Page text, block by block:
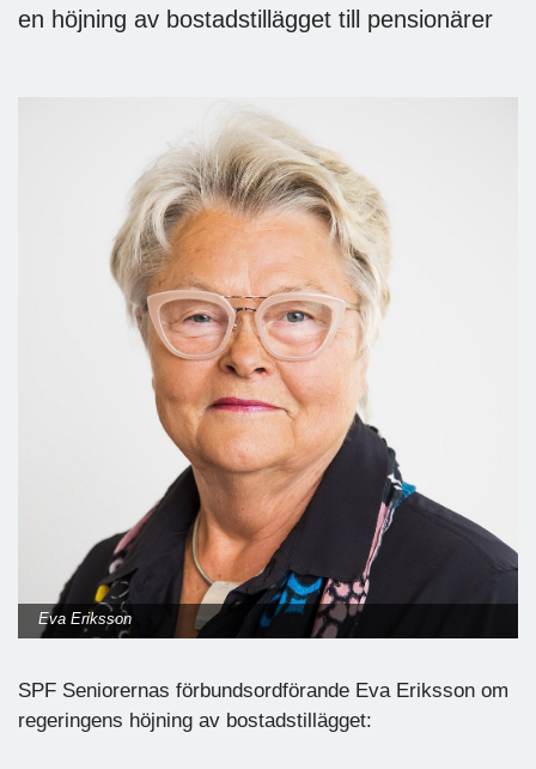
en höjning av bostadstillägget till pensionärer
Eva Eriksson
SPF Seniorernas förbundsordförande Eva Eriksson om
regeringens höjning av bostadstillägget: